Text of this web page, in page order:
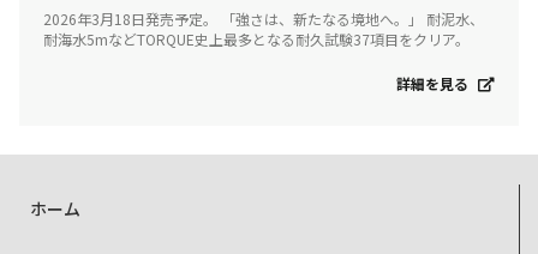
2026年3月18日発売予定。 「強さは、新たなる境地へ。」 耐泥水、
耐海水5mなどTORQUE史上最多となる耐久試験37項目をクリア。
詳細を見る
ホーム